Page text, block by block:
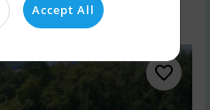
Accept All